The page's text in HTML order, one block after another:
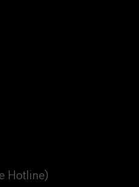
Hotline)